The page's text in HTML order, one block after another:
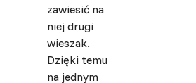
zawiesić na
niej drugi
wieszak.
Dzięki temu
na jednym